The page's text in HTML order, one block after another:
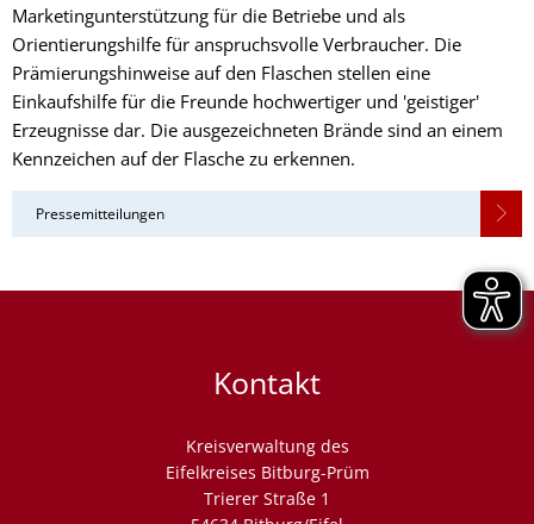
Marketingunterstützung für die Betriebe und als
Orientierungshilfe für anspruchsvolle Verbraucher. Die
Prämierungshinweise auf den Flaschen stellen eine
Einkaufshilfe für die Freunde hochwertiger und 'geistiger'
Erzeugnisse dar. Die ausgezeichneten Brände sind an einem
Kennzeichen auf der Flasche zu erkennen.
Pressemitteilungen
Kontakt
Kreisverwaltung des
Eifelkreises Bitburg-Prüm
Trierer Straße 1